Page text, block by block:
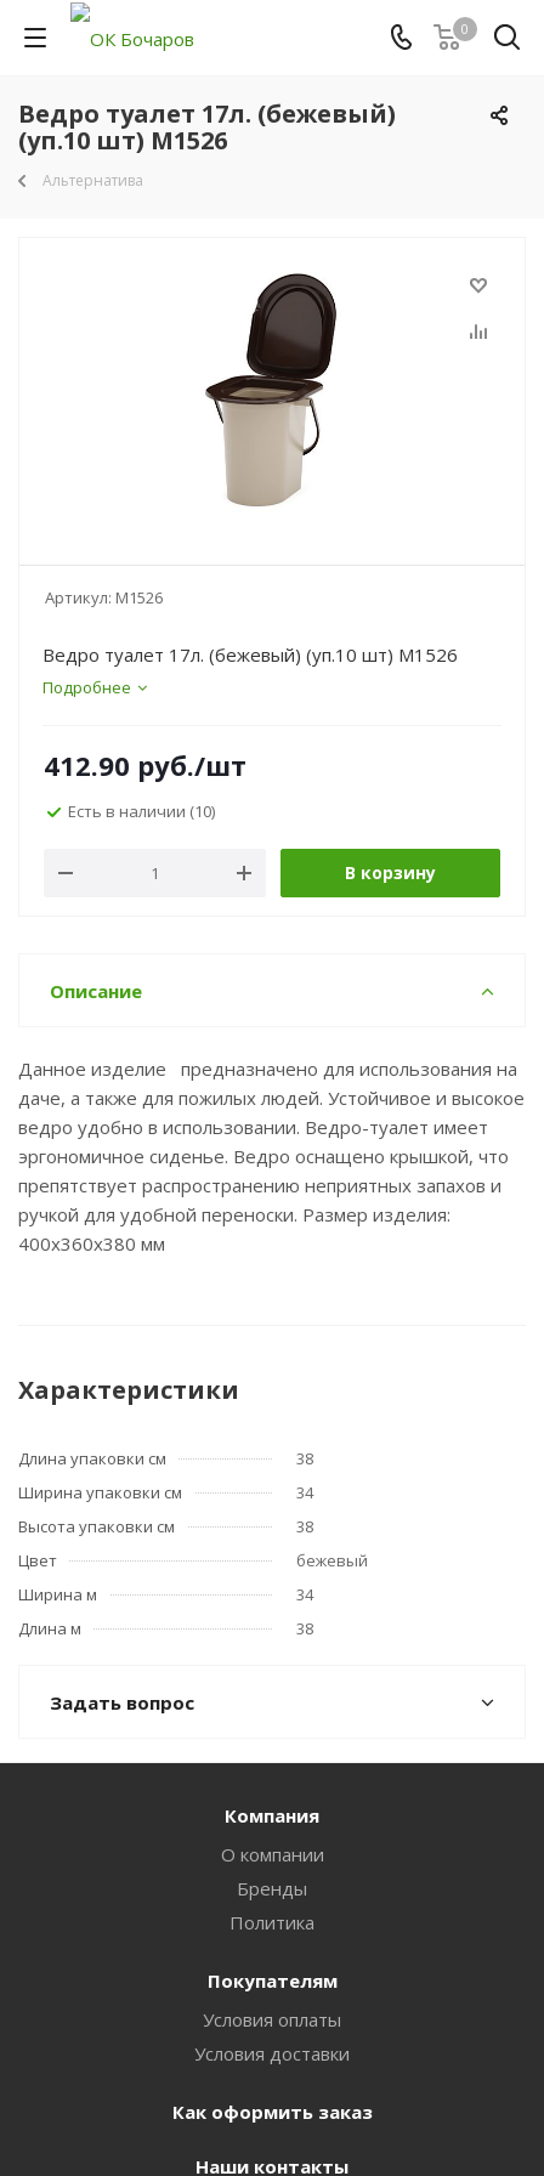
0
Ведро туалет 17л. (бежевый)
(уп.10 шт) М1526
Альтернатива
Артикул: М1526
Ведро туалет 17л. (бежевый) (уп.10 шт) М1526
Подробнее
412.90 руб./шт
Есть в наличии (10)
В корзину
Описание
Данное изделие предназначено для использования на
даче, а также для пожилых людей. Устойчивое и высокое
ведро удобно в использовании. Ведро-туалет имеет
эргономичное сиденье. Ведро оснащено крышкой, что
препятствует распространению неприятных запахов и
ручкой для удобной переноски. Размер изделия:
400х360х380 мм
Характеристики
Длина упаковки см
38
Ширина упаковки см
34
Высота упаковки см
38
Цвет
бежевый
Ширина м
34
Длина м
38
Задать вопрос
Компания
О компании
Бренды
Политика
Покупателям
Условия оплаты
Условия доставки
Как оформить заказ
Наши контакты